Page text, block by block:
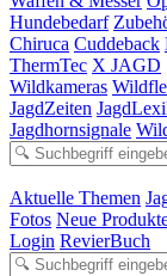
Hundebedarf
Chiruca Cuddeback
ThermTec X JAGD
Wildkameras
JagdZeiten
Jagdhornsignale
Aktuelle Themen
Fotos Neue
Login RevierBuch